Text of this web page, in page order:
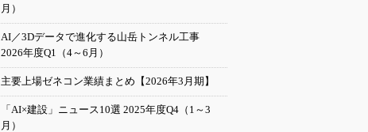
月）
AI／3Dデータで進化する山岳トンネル工事
2026年度Q1（4～6月）
主要上場ゼネコン業績まとめ【2026年3月期】
「AI×建設」ニュース10選 2025年度Q4（1～3
月）